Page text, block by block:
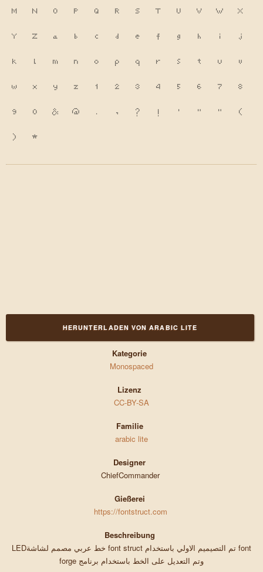
M
N O P Q R S T U V W
X
Y
Z a b c d e f g h i
j
k
l m n o p q r s t u
v
w
x y z 1 2 3 4 5 6 7
8
9
0 & @ . , ? ! ' " "
(
)
*
HERUNTERLADEN VON ARABIC LITE
Kategorie
Monospaced
Lizenz
CC-BY-SA
Familie
arabic lite
Designer
ChiefCommander
Gießerei
https://fontstruct.com
Beschreibung
LEDخط عربي مصمم لشاشة font struct تم التصيميم الاولي باستخدام font
forge وتم التعديل على الخط باستخدام برنامج